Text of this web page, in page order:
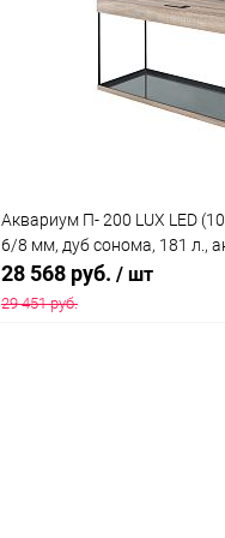
Купить в 1 клик
Аквариум П- 200 LUX LED
6/8 мм, дуб сонома, 181 л.,
28 568 руб. / шт
29 451 руб.